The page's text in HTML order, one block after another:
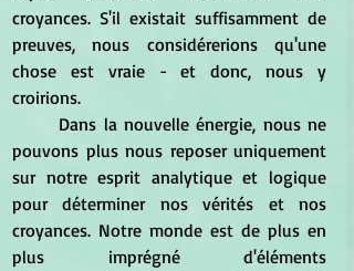
croyances. S'il existait suffisamment de
preuves, nous considérerions qu'une
chose est vraie - et donc, nous y
croirions.
pouvons plus nous reposer uniquement
sur notre esprit analytique et logique
pour déterminer nos vérités et nos
croyances. Notre monde est de plus en
plus imprégné d'éléments